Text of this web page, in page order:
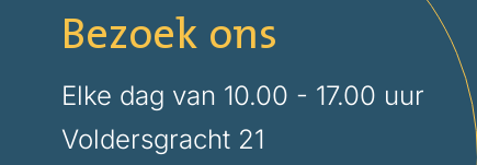
Bezoek ons
Elke dag van 10.00 - 17.00 uur
Voldersgracht 21